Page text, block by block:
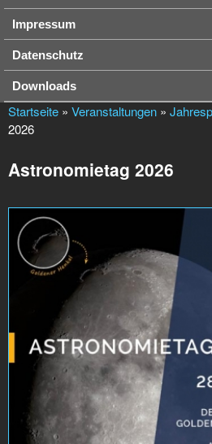
Impressum
Datenschutz
Downloads
Startseite » Veranstaltungen »
2026
Astronomietag 2026